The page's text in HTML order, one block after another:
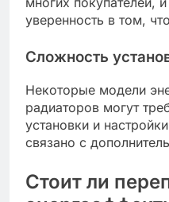
уверенность в том,
Сложность
Некоторые модели
радиаторов могут
установки и
связано с
Стоит ли